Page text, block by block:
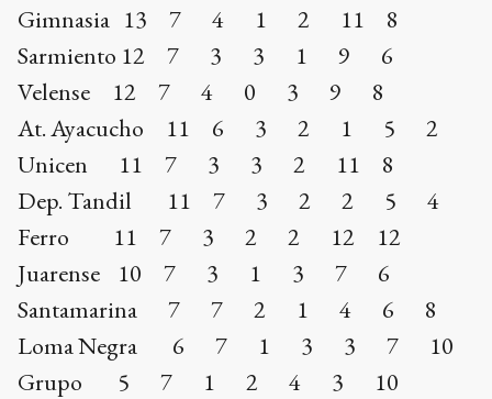
Gimnasia 13 7 4 1 2 11 8
Sarmiento 12 7 3 3 1 9 6
Velense 12 7 4 0 3 9 8
At. Ayacucho 11 6 3 2 1 5 2
Unicen 11 7 3 3 2 11 8
Dep. Tandil 11 7 3 2 2 5 4
Ferro 11 7 3 2 2 12 12
Juarense 10 7 3 1 3 7 6
Santamarina 7 7 2 1 4 6 8
Loma Negra 6 7 1 3 3 7 10
Grupo 5 7 1 2 4 3 10